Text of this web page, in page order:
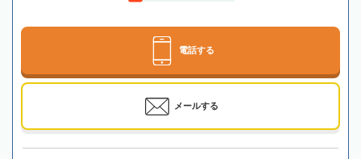
電話する
メールする